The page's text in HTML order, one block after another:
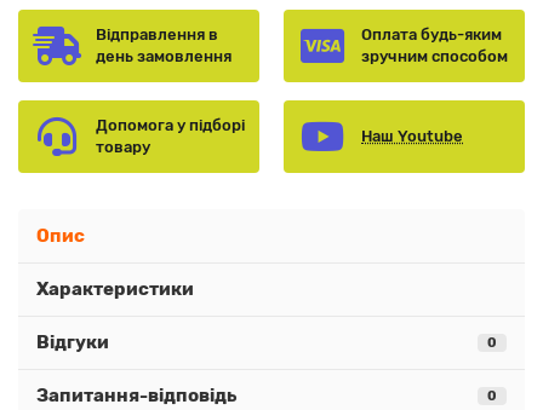
Відправлення в
день замовлення
Оплата будь-яким
зручним способом
Допомога у підборі
товару
Наш Youtube
Опис
Характеристики
Відгуки 0
Запитання-відповідь 0